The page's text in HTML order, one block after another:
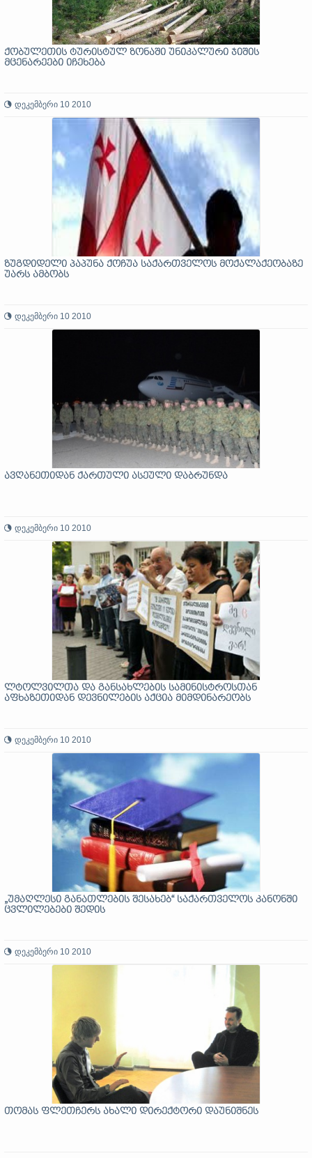
ქობულეთის ტურისტულ ზონაში უნიკალური ჯიშის
მცენარეები იჩეხება
დეკემბერი 10 2010
ზუგდიდელი პაპუნა ქოჩუა საქართველოს მოქალაქეობაზე
უარს ამბობს
დეკემბერი 10 2010
ავღანეთიდან ქართული ასეული დაბრუნდა
დეკემბერი 10 2010
ლტოლვილთა და განსახლების სამინისტროსთან
აფხაზეთიდან დევნილების აქცია მიმდინარეობს
დეკემბერი 10 2010
„უმაღლესი განათლების შესახებ“ საქართველოს კანონში
ცვლილებები შედის
დეკემბერი 10 2010
თომას ფლეთჩერს ახალი დირექტორი დაუნიშნეს